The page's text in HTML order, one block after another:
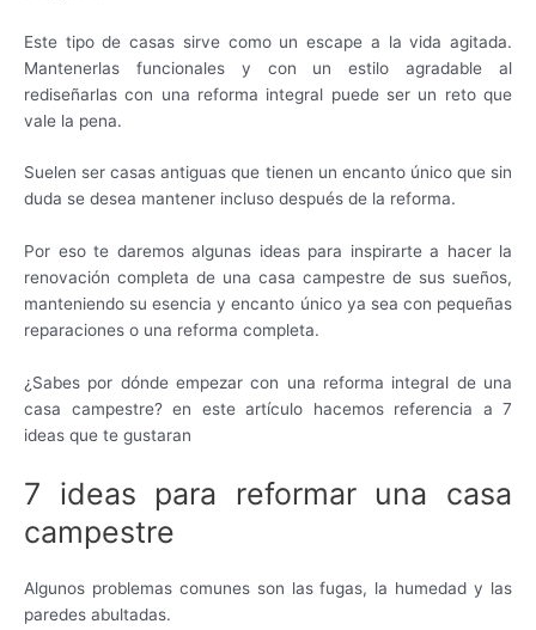
Este tipo de casas sirve como un escape a la vida agitada.
Mantenerlas funcionales y con un estilo agradable al
rediseñarlas con una reforma integral puede ser un reto que
vale la pena.
Suelen ser casas antiguas que tienen un encanto único que sin
duda se desea mantener incluso después de la reforma.
Por eso te daremos algunas ideas para inspirarte a hacer la
renovación completa de una casa campestre de sus sueños,
manteniendo su esencia y encanto único ya sea con pequeñas
reparaciones o una reforma completa.
¿Sabes por dónde empezar con una reforma integral de una
casa campestre? en este artículo hacemos referencia a 7
ideas que te gustaran
7 ideas para reformar una casa
campestre
Algunos problemas comunes son las fugas, la humedad y las
paredes abultadas.